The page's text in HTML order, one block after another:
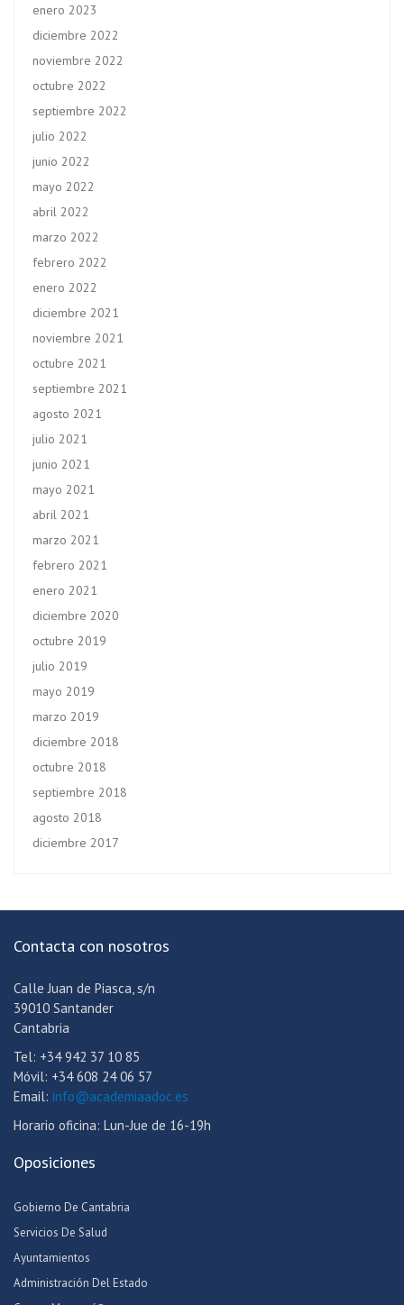
enero 2023
diciembre 2022
noviembre 2022
octubre 2022
septiembre 2022
julio 2022
junio 2022
mayo 2022
abril 2022
marzo 2022
febrero 2022
enero 2022
diciembre 2021
noviembre 2021
octubre 2021
septiembre 2021
agosto 2021
julio 2021
junio 2021
mayo 2021
abril 2021
marzo 2021
febrero 2021
enero 2021
diciembre 2020
octubre 2019
julio 2019
mayo 2019
marzo 2019
diciembre 2018
octubre 2018
septiembre 2018
agosto 2018
diciembre 2017
Contacta con nosotros
Calle Juan de Piasca, s/n
39010 Santander
Cantabria
Tel: +34 942 37 10 85
Móvil: +34 608 24 06 57
Email: info@academiaadoc.es
Horario oficina: Lun-Jue de 16-19h
Oposiciones
Gobierno De Cantabria
Servicios De Salud
Ayuntamientos
Administración Del Estado